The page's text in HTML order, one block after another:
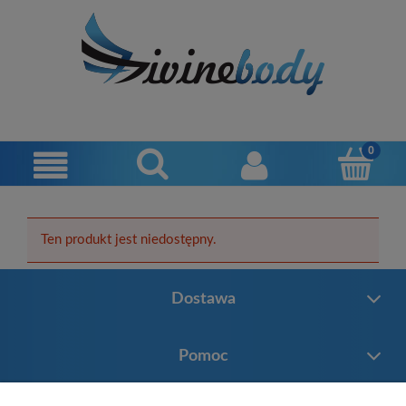
Ten produkt jest niedostępny.
Dostawa
Pomoc